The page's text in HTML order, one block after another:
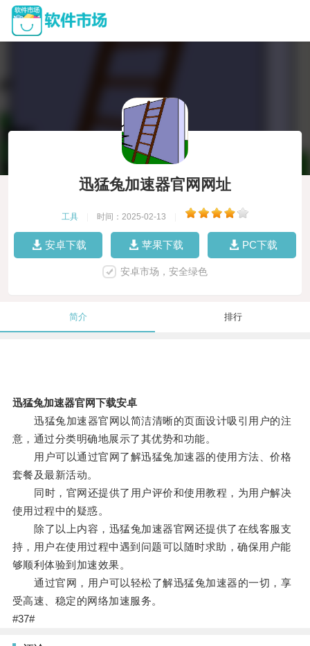
迅猛兔加速器官网网址
工具 时间：2025-02-13
安卓下载 苹果下载 PC下载
安卓市场，安全绿色
简介 排行
迅猛兔加速器官网下载安卓
迅猛兔加速器官网以简洁清晰的页面设计吸引用户的注
意，通过分类明确地展示了其优势和功能。
用户可以通过官网了解迅猛兔加速器的使用方法、价格
套餐及最新活动。
同时，官网还提供了用户评价和使用教程，为用户解决
使用过程中的疑惑。
除了以上内容，迅猛兔加速器官网还提供了在线客服支
持，用户在使用过程中遇到问题可以随时求助，确保用户能
够顺利体验到加速效果。
通过官网，用户可以轻松了解迅猛兔加速器的一切，享
受高速、稳定的网络加速服务。
#37#